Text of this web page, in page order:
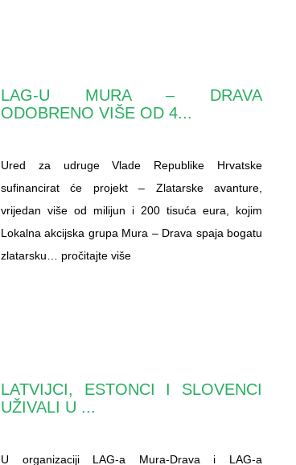
LAG-U MURA – DRAVA
ODOBRENO VIŠE OD 4...
Ured za udruge Vlade Republike Hrvatske
sufinancirat će projekt – Zlatarske avanture,
vrijedan više od milijun i 200 tisuća eura, kojim
Lokalna akcijska grupa Mura – Drava spaja bogatu
zlatarsku… pročitajte više
LATVIJCI, ESTONCI I SLOVENCI
UŽIVALI U ...
U organizaciji LAG-a Mura-Drava i LAG-a